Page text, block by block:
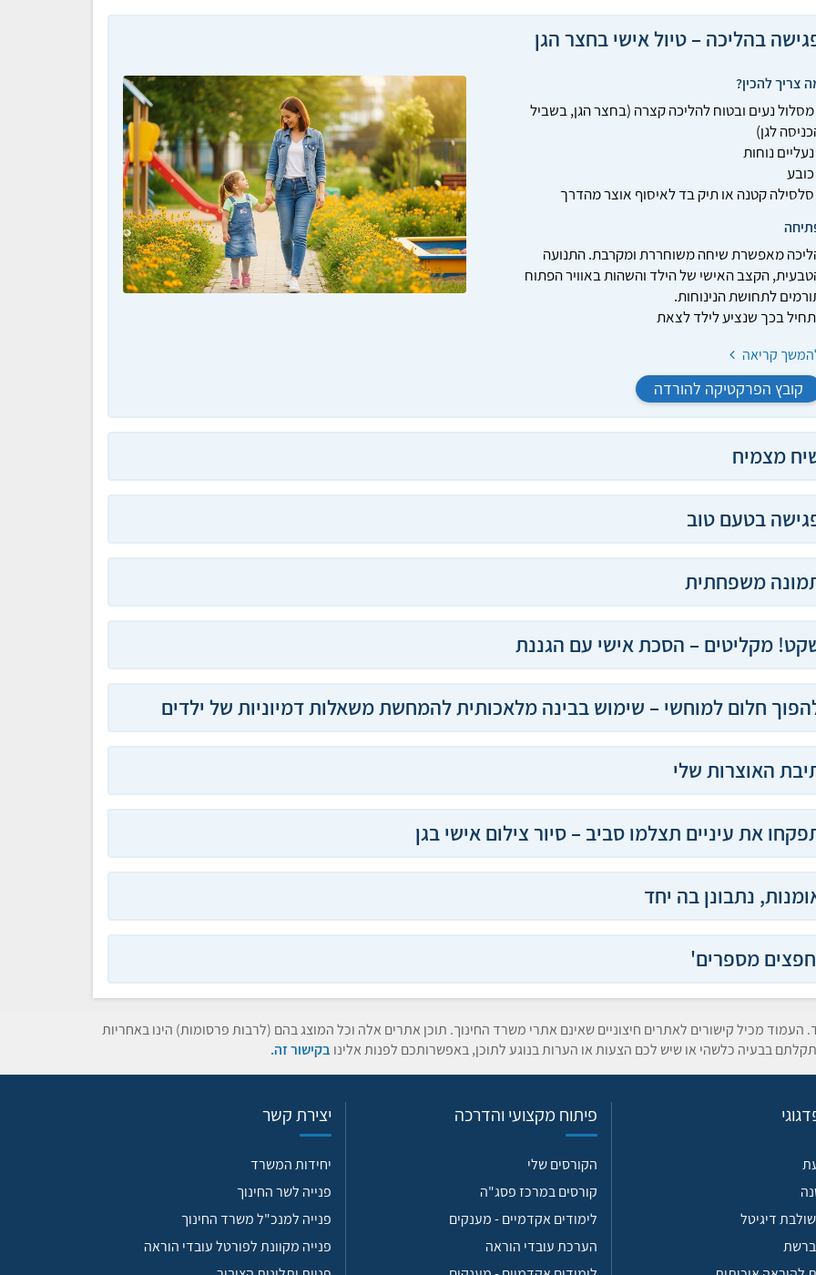
בהליכה – טיול אישי בחצר הגן
צריך להכין?
נעים ובטוח להליכה קצרה (בחצר הגן, בשביל
לגן)
נוחות
קטנה או תיק בד לאיסוף אוצר מהדרך
מאפשרת שיחה משוחררת ומקרבת. התנועה
הקצב האישי של הילד והשהות באוויר הפתוח
לתחושת הנינוחות.
בכך שנציע לילד לצאת
קריאה
קובץ הפרקטיקה להורדה
מצמיח
בטעם טוב
משפחתית
מקליטים – הסכת אישי עם הגננת
חלום למוחשי – שימוש בבינה מלאכותית להמחשת משאלות דמיוניות של ילדים
האוצרות שלי
את עיניים תצלמו סביב – סיור צילום אישי בגן
נתבונן בה יחד
מספרים'
העמוד מכיל קישורים לאתרים חיצוניים שאינם אתרי משרד החינוך. תוכן אתרים אלה וכל המוצג בהם (לרבות פרסומות) הינו באחריות
בבעיה כלשהי או שיש לכם הצעות או הערות בנוגע לתוכן, באפשרותכם לפנות אלינו בקישור זה.
דיגיטל
פיתוח מקצועי והדרכה
הקורסים שלי
קורסים במרכז פסג"ה
לימודים אקדמיים - מענקים
הערכת עובדי הוראה
יצירת קשר
יחידות המשרד
פנייה לשר החינוך
פנייה למנכ"ל משרד החינוך
פנייה מקוונת לפורטל עובדי הוראה